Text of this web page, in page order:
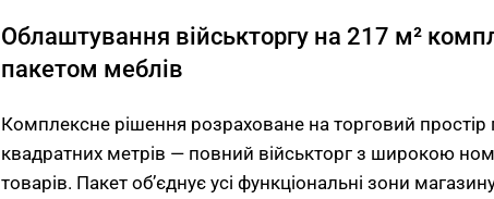
Облаштування військторгу на 217 м²
пакетом меблів
Комплексне рішення розраховане на торговий
квадратних метрів — повний військторг з широкою
товарів. Пакет об’єднує усі функціональні зони